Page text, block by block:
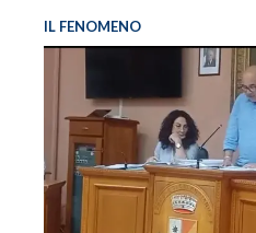
IL FENOMENO